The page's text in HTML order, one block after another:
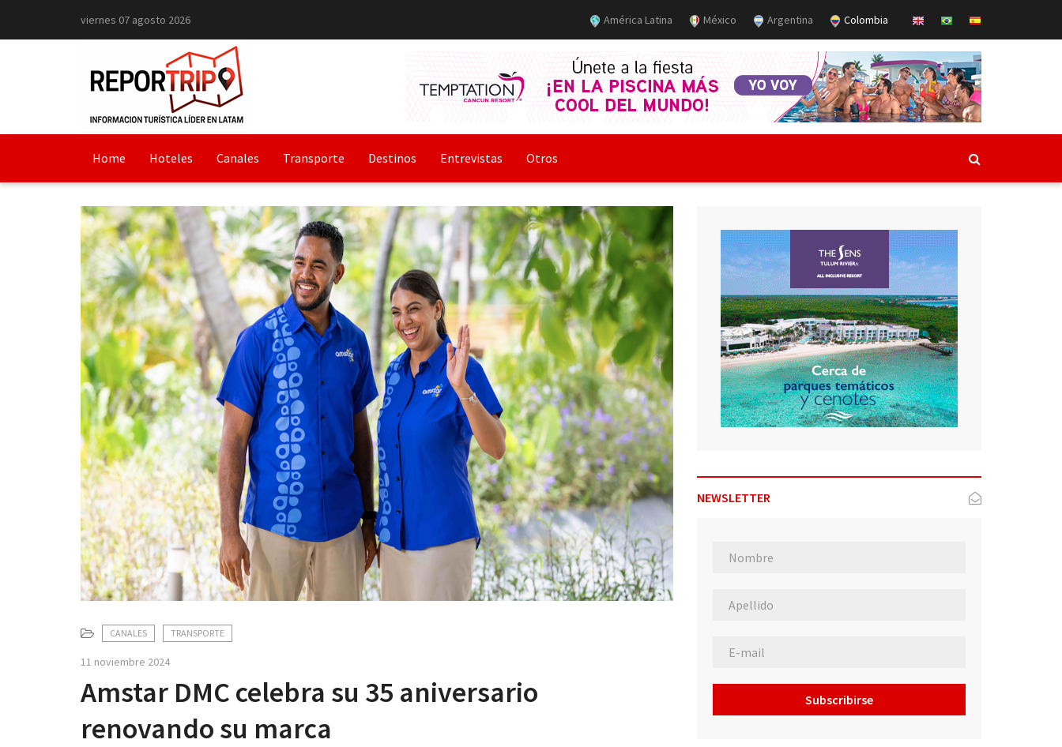
viernes 07 agosto 2026 América Latina México Argentina Colombia
Home Hoteles Canales Transporte Destinos Entrevistas Otros
CANALES TRANSPORTE
11 noviembre 2024
Amstar DMC celebra su 35 aniversario
renovando su marca
NEWSLETTER
Subscribirse